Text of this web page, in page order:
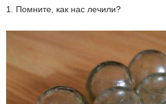
1. Помните, как нас лечили?